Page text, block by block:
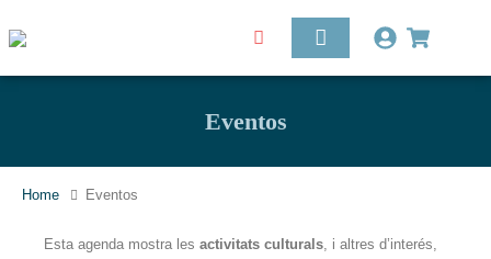
Eventos
Home Eventos
Esta agenda mostra les activitats culturals, i altres d’interés,